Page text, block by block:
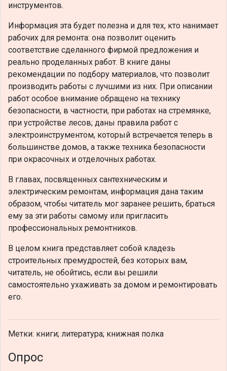
инструментов.
Информация эта будет полезна и для тех, кто нанимает
рабочих для ремонта: она позволит оценить
соответствие сделанного фирмой предложения и
реально проделанных работ. В книге даны
рекомендации по подбору материалов, что позволит
производить работы с лучшими из них. При описании
работ особое внимание обращено на технику
безопасности, в частности, при работах на стремянке,
при устройстве лесов; даны правила работ с
электроинструментом, который встречается теперь в
большинстве домов, а также техника безопасности
при окрасочных и отделочных работах.
В главах, посвященных сантехническим и
электрическим ремонтам, информация дана таким
образом, чтобы читатель мог заранее решить, браться
ему за эти работы самому или пригласить
профессиональных ремонтников.
В целом книга представляет собой кладезь
строительных премудростей, без которых вам,
читатель, не обойтись, если вы решили
самостоятельно ухаживать за домом и ремонтировать
его.
Метки: книги; литература; книжная полка
Опрос